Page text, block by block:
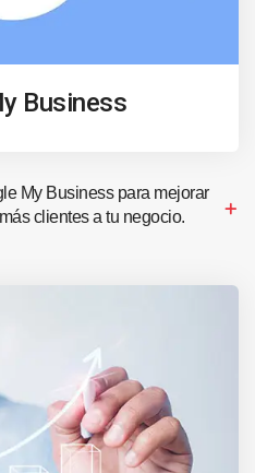
Business
My Business para mejorar
clientes a tu negocio.